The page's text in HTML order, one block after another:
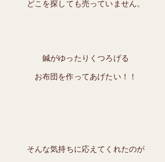
どこを探しても売っていません。
鍼がゆったりくつろげる
お布団を作ってあげたい！！
そんな気持ちに応えてくれたのが